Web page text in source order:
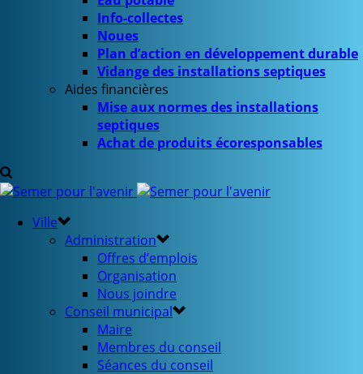
Info-collectes
Noues
Plan d’action en développement durable
Vidange des installations septiques
Aides financières
Mise aux normes des installations
septiques
Achat de produits écoresponsables
Ville
Administration
Offres d’emplois
Organisation
Nous joindre
Conseil municipal
Maire
Membres du conseil
Séances du conseil